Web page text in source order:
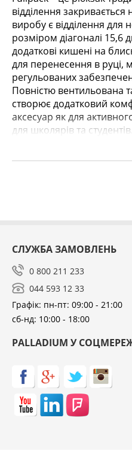
відділення
виробу є відділення для
розміром діагоналі 15,6
додаткові кишені на
для перенесення в руці,
регульованих
Повністю вентильована
створює додатковий
аксесуар як для
для школярів та студентів.
СЛУЖБА ЗАМОВЛЕНЬ
0 800 211 233
044 593 12 33
Графік: пн-пт: 09:00 - 21:00
сб-нд: 10:00 - 18:00
PALLADIUM У